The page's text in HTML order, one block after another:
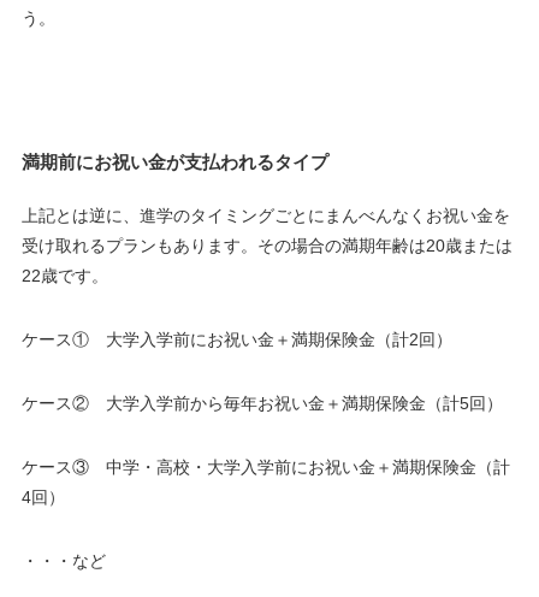
う。
満期前にお祝い金が支払われるタイプ
上記とは逆に、 進学のタイミングごとにまんべんなくお祝い金を
受け取れるプランもあります。その場合の満期年齢は20歳または
22歳です。
ケース① 大学入学前にお祝い金＋満期保険金（計2回）
ケース② 大学入学前から毎年お祝い金＋満期保険金（計5回）
ケース③ 中学・高校・大学入学前にお祝い金＋満期保険金（計
4回）
・・・など